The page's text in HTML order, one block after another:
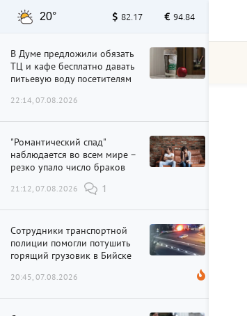
20° 82.17 94.84
В Думе предложили обязать
ТЦ и кафе бесплатно давать
питьевую воду посетителям
22:14, 07.08.2026
"Романтический спад"
наблюдается во всем мире –
резко упало число браков
21:12, 07.08.2026 1
Сотрудники транспортной
полиции помогли потушить
горящий грузовик в Бийске
20:45, 07.08.2026